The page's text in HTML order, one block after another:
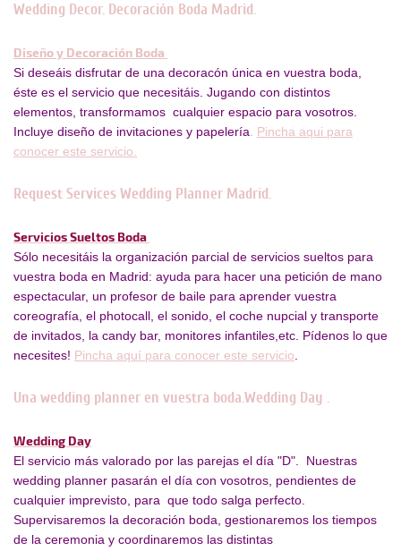
Wedding Decor. Decoración Boda Madrid.
Diseño y Decoración Boda
Si deseáis disfrutar de una decoracón única en vuestra boda,
éste es el servicio que necesitáis. Jugando con distintos
elementos, transformamos cualquier espacio para vosotros.
Incluye diseño de invitaciones y papelería. Pincha aqui para
conocer este servicio.
Request Services Wedding Planner Madrid.
Servicios Sueltos Boda
Sólo necesitáis la organización parcial de servicios sueltos para
vuestra boda en Madrid: ayuda para hacer una petición de mano
espectacular, un profesor de baile para aprender vuestra
coreografía, el photocall, el sonido, el coche nupcial y transporte
de invitados, la candy bar, monitores infantiles,etc. Pídenos lo que
necesites! Pincha aquí para conocer este servicio.
Una wedding planner en vuestra boda.Wedding Day .
Wedding Day
El servicio más valorado por las parejas el día "D". Nuestras
wedding planner pasarán el día con vosotros, pendientes de
cualquier imprevisto, para que todo salga perfecto.
Supervisaremos la decoración boda, gestionaremos los tiempos
de la ceremonia y coordinaremos las distintas